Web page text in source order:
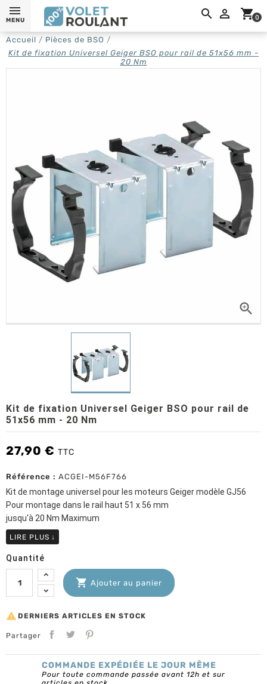
 shopping_cart0
MENU
Accueil
Pièces de BSO
Kit de fixation Universel Geiger BSO pour rail de 51x56 mm -
20 Nm

Kit de fixation Universel Geiger BSO pour rail de
51x56 mm - 20 Nm
27,90 € TTC
Référence : ACGEI-M56F766
Kit de montage universel pour les moteurs Geiger modèle GJ56
Pour montage dans le rail haut 51 x 56 mm
jusqu'à 20 Nm Maximum
LIRE PLUS ↓
Quantité
 Ajouter au panier
 DERNIERS ARTICLES EN STOCK
Partager
COMMANDE EXPÉDIÉE LE JOUR MÊME
Pour toute commande passée avant 12h et sur